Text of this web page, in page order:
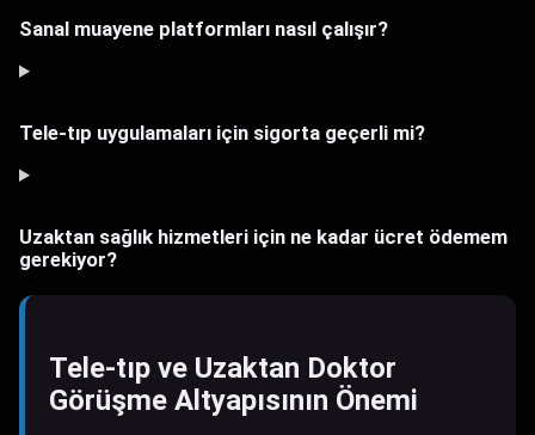
Sanal muayene platformları nasıl çalışır?
Tele-tıp uygulamaları için sigorta geçerli mi?
Uzaktan sağlık hizmetleri için ne kadar ücret ödemem
gerekiyor?
Tele-tıp ve Uzaktan Doktor
Görüşme Altyapısının Önemi